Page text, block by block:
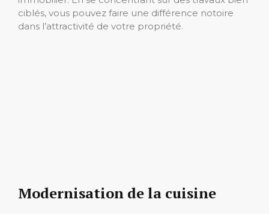
ciblés, vous pouvez faire une différence notoire
dans l’attractivité de votre propriété.
Modernisation de la cuisine